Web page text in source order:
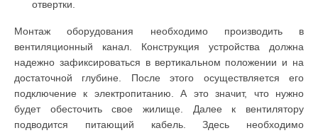
отвертки.
Монтаж оборудования необходимо производить в
вентиляционный канал. Конструкция устройства должна
надежно зафиксироваться в вертикальном положении и на
достаточной глубине. После этого осуществляется его
подключение к электропитанию. А это значит, что нужно
будет обесточить свое жилище. Далее к вентилятору
подводится питающий кабель. Здесь необходимо